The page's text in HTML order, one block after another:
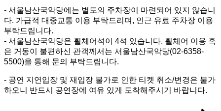
- 서울남산국악당에는 별도의 주차장이 마련되어 있지 않습니
다. 가급적 대중교통 이용 부탁드리며, 인근 유료 주차장 이용
부탁드립니다.
- 서울남산국악당은 휠체어석이 4석 있습니다. 휠체어 이용 혹
은 거동이 불편하신 관객께서는 서울남산국악당(02-6358-
5500)을 통해 문의 부탁드립니다.
- 공연 지연입장 및 재입장 불가로 인한 티켓 취소/변경은 불가
하오니 반드시 공연장에 여유 있게 도착해주시기 바랍니다.